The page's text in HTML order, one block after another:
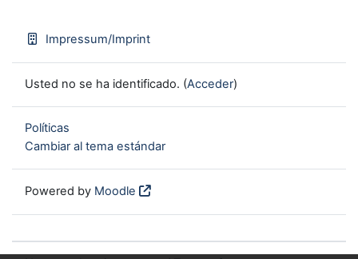
Impressum/Imprint
Usted no se ha identificado. (Acceder)
Políticas
Cambiar al tema estándar
Powered by Moodle